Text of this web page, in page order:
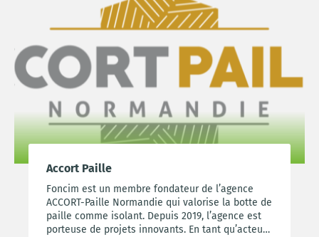
Accort Paille
Foncim est un membre fondateur de l’agence
ACCORT-Paille Normandie qui valorise la botte de
paille comme isolant. Depuis 2019, l’agence est
porteuse de projets innovants. En tant qu’acteur